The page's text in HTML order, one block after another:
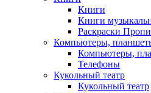
Книги
Книги
Раскраски
Компьютеры,
Компьютеры,
Телефоны
Кукольный театр
Кукольный театр